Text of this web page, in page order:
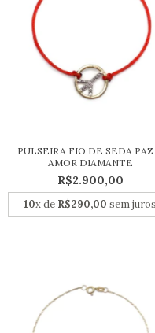
PULSEIRA FIO DE SEDA PAZ
AMOR DIAMANTE
R$2.900,00
10x de R$290,00 sem juros